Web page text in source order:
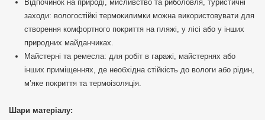
Відпочинок на природі, мисливство та риболовля, туристичні
заходи: вологостійкі термокилимки можна використовувати для
створення комфортного покриття на пляжі, у лісі або у інших
природних майданчиках.
Майстерні та ремесла: для робіт в гаражі, майстернях або
інших приміщеннях, де необхідна стійкість до вологи або рідин,
м’яке покриття та термоізоляція.
Шари матеріалу: